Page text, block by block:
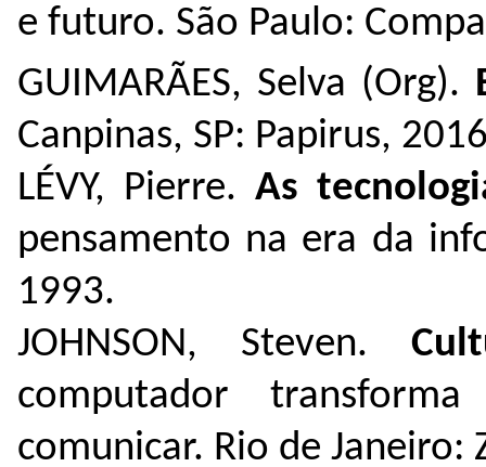
e futuro. São Paulo:
GUIMARÃES, Selva (Org).
Canpinas, SP: Papirus,
LÉVY, Pierre.As
pensamento na era da
1993.
JOHNSON, Steven.
computador
comunicar. Rio de Janeiro: